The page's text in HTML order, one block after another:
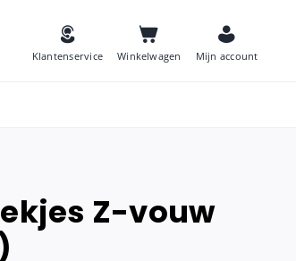
Klantenservice Winkelwagen Mijn account
Z-vouw